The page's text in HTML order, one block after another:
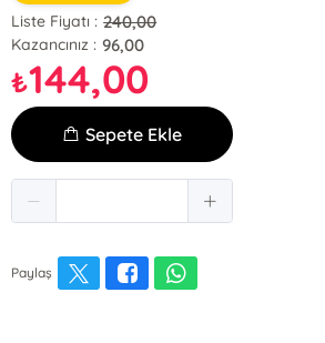
Liste Fiyatı : 240,00
Kazancınız : 96,00
₺144,00
Sepete Ekle
Paylaş